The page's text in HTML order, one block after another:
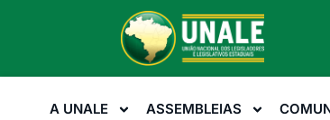
A UNALE ASSEMBLEIAS